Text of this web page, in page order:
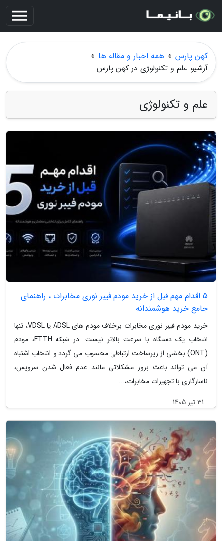
کهن پارس » همه اخبار و مقاله ها »
آرشیو علم و تکنولوژی در کهن پارس
علم و تکنولوژی
5 اقدام مهم قبل از خرید مودم فیبر نوری مخابرات ، راهنمای
جامع خرید هوشمندانه
خرید مودم فیبر نوری مخابرات برخلاف مودم های ADSL یا VDSL، تنها
انتخاب یک دستگاه با سرعت بالاتر نیست. در شبکه FTTH، مودم
(ONT) بخشی از زیرساخت ارتباطی محسوب می گردد و انتخاب اشتباه
آن می تواند باعث بروز مشکلاتی مانند عدم فعال شدن سرویس،
ناسازگاری با تجهیزات مخابرات،...
31 تیر 1405